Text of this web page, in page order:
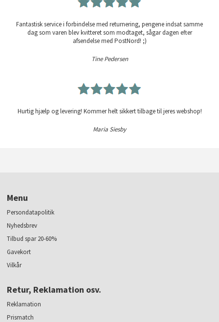
Fantastisk service i forbindelse med returnering, pengene indsat samme
dag som varen blev kvitteret som modtaget, sågar dagen efter
afsendelse med PostNord! ;)
Tine Pedersen
Hurtig hjælp og levering! Kommer helt sikkert tilbage til jeres webshop!
Maria Siesby
Menu
Persondatapolitik
Nyhedsbrev
Tilbud spar 20-60%
Gavekort
Vilkår
Retur, Reklamation osv.
Reklamation
Prismatch